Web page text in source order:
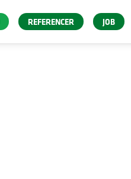
REFERENCER JOB